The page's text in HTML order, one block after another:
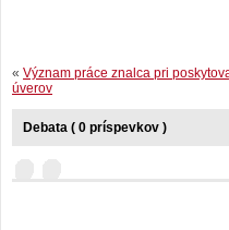
« Význam práce znalca pri
úverov
Debata ( 0 príspevkov )